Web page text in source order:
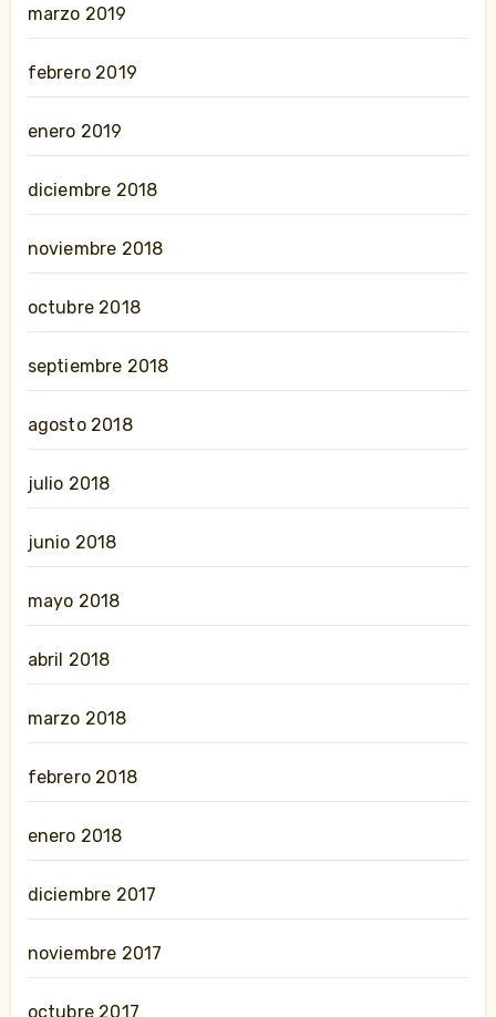
marzo 2019
febrero 2019
enero 2019
diciembre 2018
noviembre 2018
octubre 2018
septiembre 2018
agosto 2018
julio 2018
junio 2018
mayo 2018
abril 2018
marzo 2018
febrero 2018
enero 2018
diciembre 2017
noviembre 2017
octubre 2017